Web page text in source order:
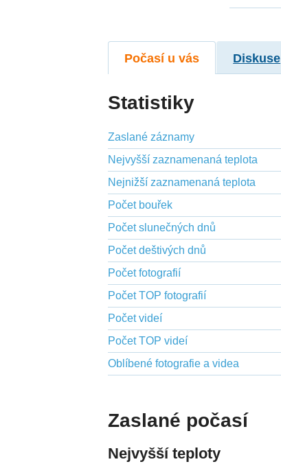
Počasí u vás Diskuse
Statistiky
Zaslané záznamy
Nejvyšší zaznamenaná teplota
Nejnižší zaznamenaná teplota
Počet bouřek
Počet slunečných dnů
Počet deštivých dnů
Počet fotografií
Počet TOP fotografií
Počet videí
Počet TOP videí
Oblíbené fotografie a videa
Zaslané počasí
Nejvyšší teploty